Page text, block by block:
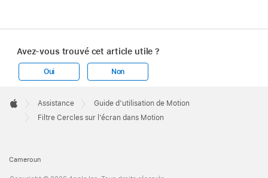
Avez-vous trouvé cet article utile ?
Oui Non
Footer

Apple
Assistance
Guide d’utilisation de Motion
Filtre Cercles sur l’écran dans Motion
Cameroun